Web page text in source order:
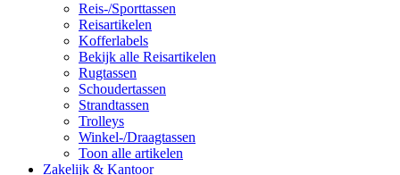
Reis-/Sporttassen
Reisartikelen
Kofferlabels
Bekijk alle Reisartikelen
Rugtassen
Schoudertassen
Strandtassen
Trolleys
Winkel-/Draagtassen
Toon alle artikelen
Zakelijk & Kantoor